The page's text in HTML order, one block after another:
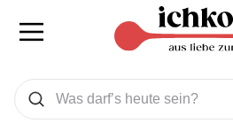
Was wollen Sie suchen
Suchen